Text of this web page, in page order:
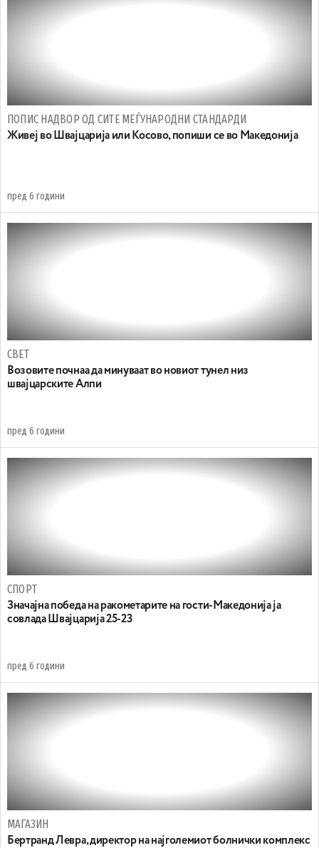
ПОПИС НАДВОР ОД СИТЕ МЕЃУНАРОДНИ СТАНДАРДИ
Живеј во Швајцарија или Косово, попиши се во Македонија
пред 6 години
СВЕТ
Возовите почнаа да минуваат во новиот тунел низ
швајцарските Алпи
пред 6 години
СПОРТ
Значајна победа на ракометарите на гости-Македонија ја
совлада Швајцарија 25-23
пред 6 години
МАГАЗИН
Бертранд Левра, директор на најголемиот болнички комплекс